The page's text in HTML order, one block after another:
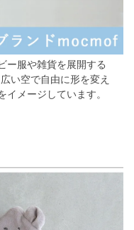
ー服や雑貨を展開する
広い空で自由に形を変え
イメージしています。